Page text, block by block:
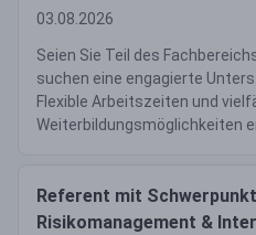
03.08.2026
Seien Sie Teil des
suchen eine engagierte
Flexible Arbeitszeiten und
Weiterbildungsmöglichkeiten
Referent mit Schwerpunkt
Risikomanagement &